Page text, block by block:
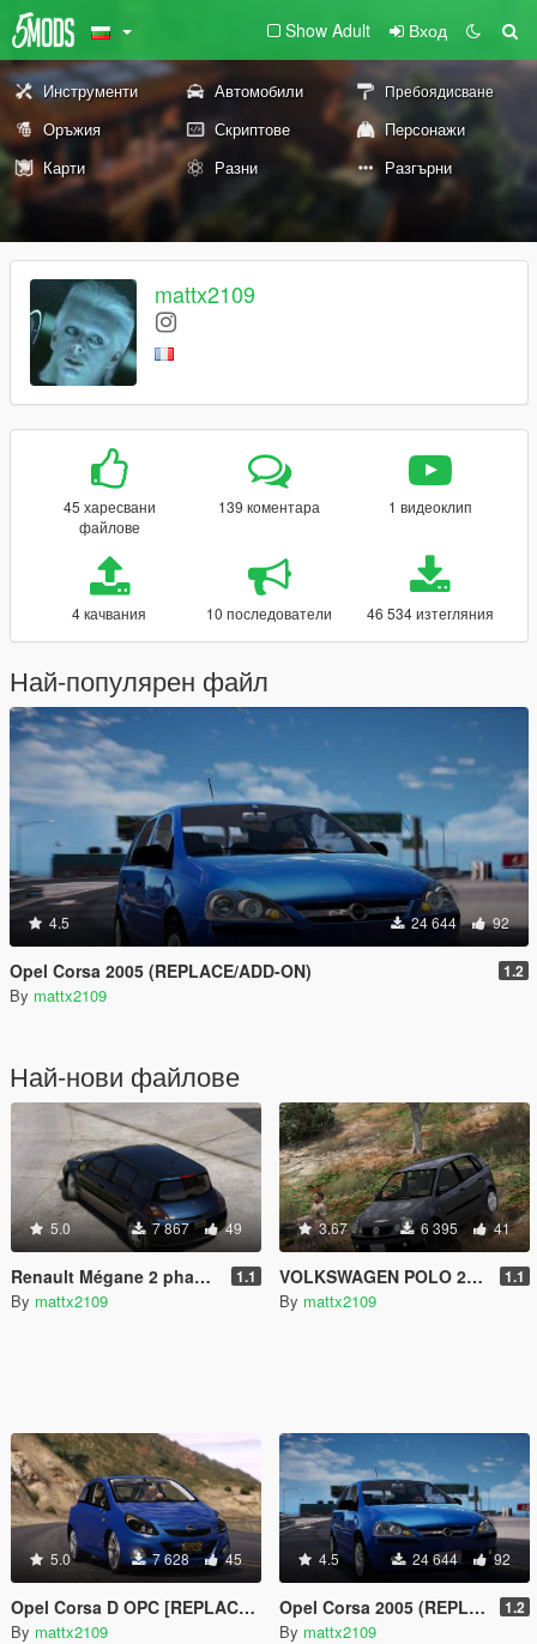
Show Adult Вход
Инструменти Автомобили Пребоядисване
Оръжия Скриптове
Персонажи
Карти
Разни Разгърни
mattx2109
45 харесвани
файлове
139 коментара 1 видеоклип
4 качвания 10 последователи 46 534 изтегляния
Най-популярен файл
4.5 24 644 92
Opel Corsa 2005 (REPLACE/ADD-ON) 1.2
By mattx2109
Най-нови файлове
5.0 7 867 49
Renault Mégane 2 phase 1 [Add-On] 1.1
By mattx2109
3.67 6 395 41
VOLKSWAGEN POLO 2005 (ADD-ON-TUNING/REPLACE) 1.1
By mattx2109
5.0 7 628 45
Opel Corsa D OPC [REPLACE/ADD-ON-TUNING] 1.1
By mattx2109
4.5 24 644 92
Opel Corsa 2005 (REPLACE/ADD-ON) 1.2
By mattx2109